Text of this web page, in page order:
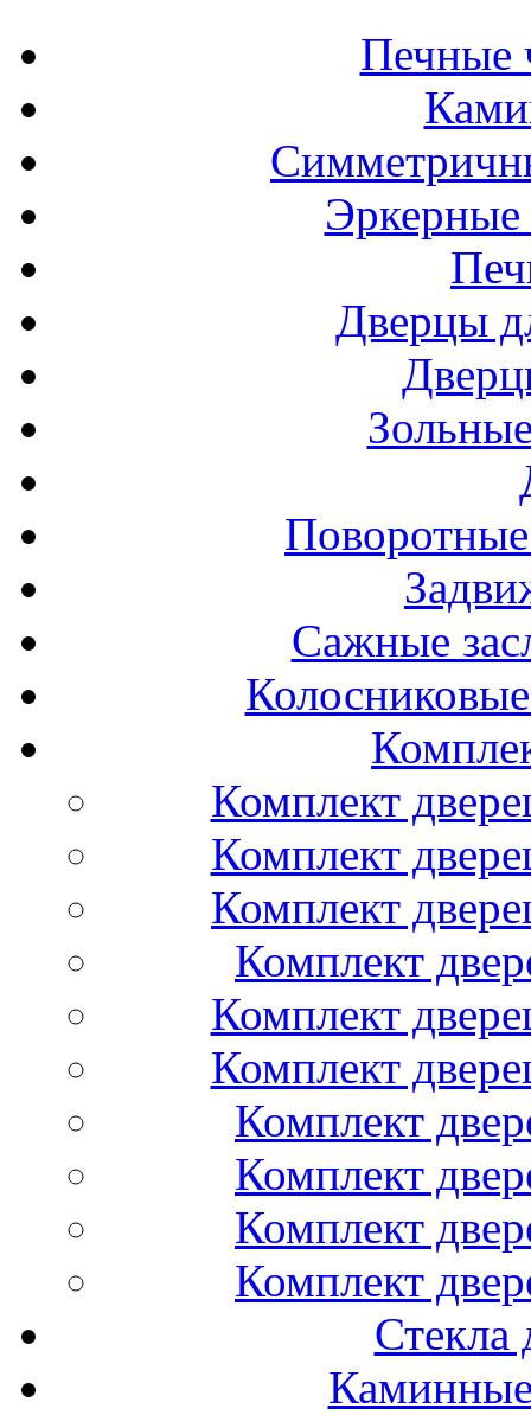
Печные
Дверцы
Сажные
Комплект
Комплект
Комплект
Комплект
Комплект
Комплект
Комплект
Комплект
Комплект
Комплект
Стекла